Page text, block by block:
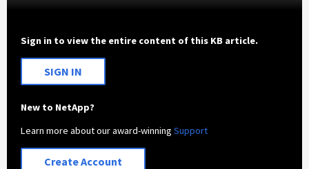
Sign in to view the entire content of this KB article.
SIGN IN
New to NetApp?
Learn more about our award-winningSupport
Create Account